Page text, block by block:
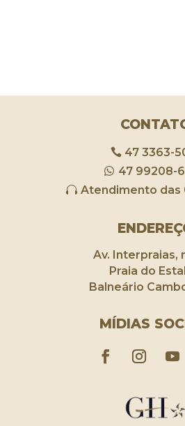
47 3363-
47 99208-
Atendimento das
Av. Interpraias,
Praia do
Balneário
MÍDIAS